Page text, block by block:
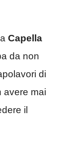
Capella
da non
di
avere mai
il